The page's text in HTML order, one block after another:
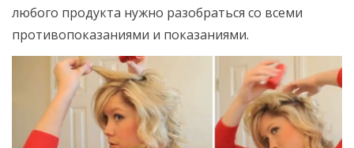
любого продукта нужно разобраться со всеми
противопоказаниями и показаниями.